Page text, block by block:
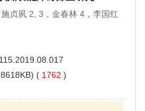
贞夙 2, 3，金春林 4，李国红
( 1762 )